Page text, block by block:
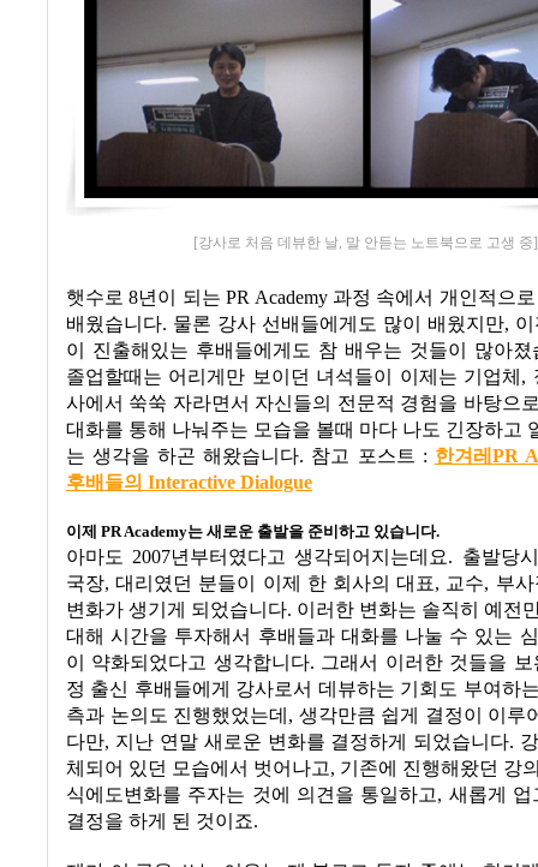
[강사로 처음 데뷰한 날, 말 안듣는 노트북으로 고생 중]
햇수로 8년이 되는 PR Academy과정 속에서 개인적으
배웠습니다. 물론 강사 선배들에게도 많이 배웠지만,
이 진출해있는 후배들에게도 참 배우는 것들이 많아졌
졸업할때는 어리게만 보이던 녀석들이 이제는 기업체 ,
사에서 쑥쑥 자라면서 자신들의 전문적 경험을 바탕으
대화를 통해 나눠주는 모습을 볼때 마다 나도 긴장하고
는 생각을 하곤 해왔습니다. 참고 포스트 : 한겨레PR
후배들의 Interactive Dialogue
이제 PR Academy는 새로운 출발을 준비하고 있습니다.
아마도 2007년부터였다고 생각되어지는데요. 출발당시
국장,대리였던 분들이 이제 한 회사의 대표, 교수, 부
변화가 생기게 되었습니다. 이러한 변화는 솔직히 예전
대해 시간을 투자해서 후배들과 대화를 나눌 수 있는
이 약화되었다고 생각합니다. 그래서 이러한 것들을 보
정 출신 후배들에게 강사로서 데뷰하는 기회도 부여하
측과 논의도 진행했었는데 , 생각만큼 쉽게 결정이 이루
다만, 지난 연말 새로운 변화를 결정하게 되었습니다.
체되어 있던 모습에서 벗어나고, 기존에 진행해왔던 강
식에도변화를 주자는 것에 의견을 통일하고, 새롭게 업
결정을 하게 된 것이죠.